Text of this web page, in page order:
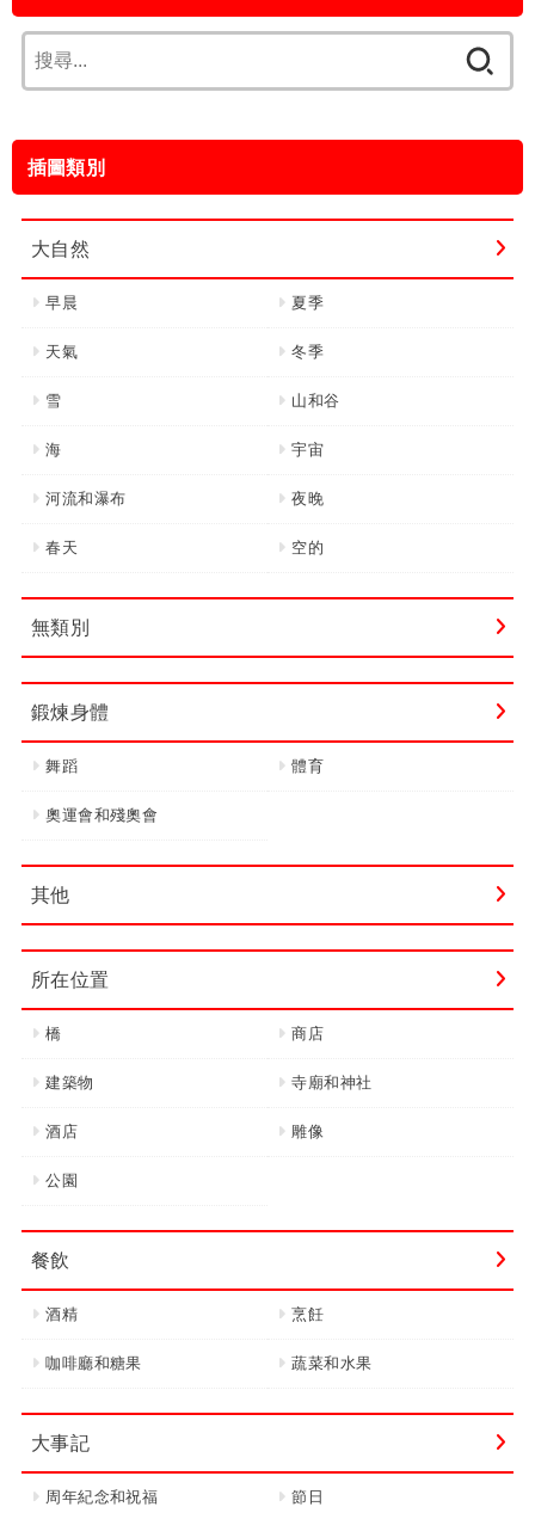
尋
字:
插圖類別
大自然
早晨 夏季
天氣 冬季
雪 山和谷
海 宇宙
河流和瀑布 夜晚
春天 空的
無類別
鍛煉身體
舞蹈 體育
奧運會和殘奧會
其他
所在位置
橋 商店
建築物 寺廟和神社
酒店 雕像
公園
餐飲
酒精 烹飪
咖啡廳和糖果 蔬菜和水果
大事記
周年紀念和祝福 節日